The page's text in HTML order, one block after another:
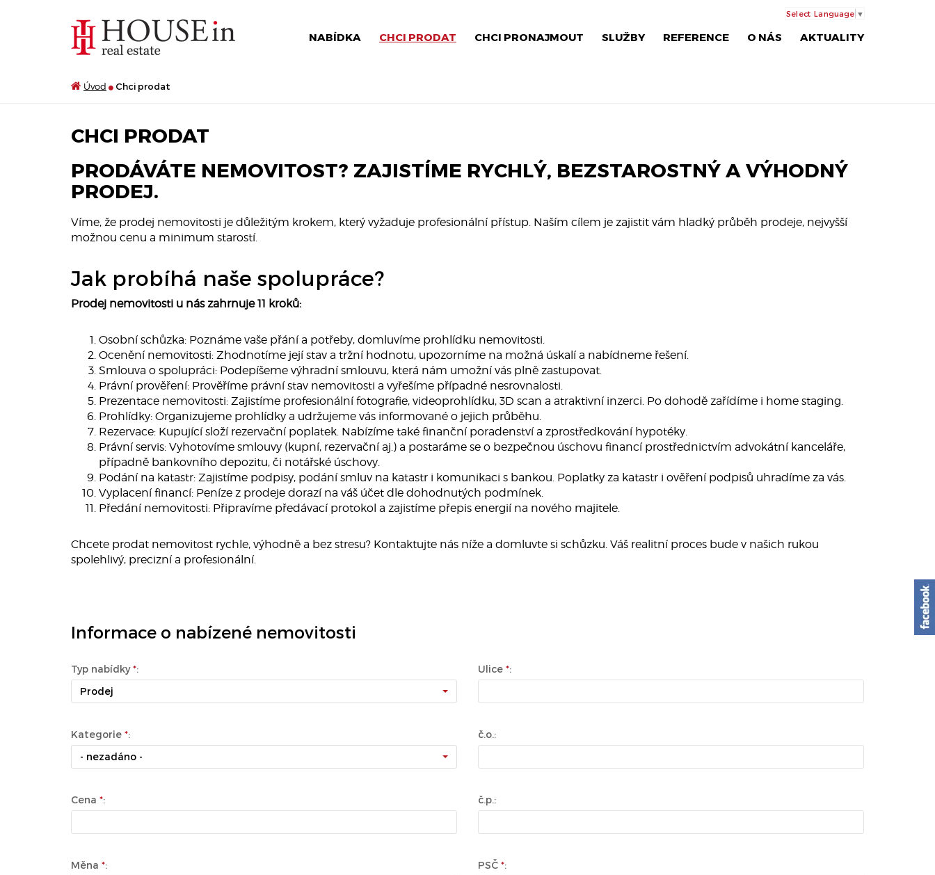
NABÍDKA CHCI PRODAT CHCI PRONAJMOUT SLUŽBY REFERENCE O NÁS AKTUALITY
Select Language ▼
Úvod Chci prodat
CHCI PRODAT
PRODÁVÁTE NEMOVITOST? ZAJISTÍME RYCHLÝ, BEZSTAROSTNÝ A VÝHODNÝ
PRODEJ.
Víme, že prodej nemovitosti je důležitým krokem, který vyžaduje profesionální přístup. Naším cílem je zajistit vám hladký průběh prodeje, nejvyšší
možnou cenu a minimum starostí.
Jak probíhá naše spolupráce?
Prodej nemovitosti u nás zahrnuje 11 kroků:
Osobní schůzka: Poznáme vaše přání a potřeby, domluvíme prohlídku nemovitosti.
Ocenění nemovitosti: Zhodnotíme její stav a tržní hodnotu, upozorníme na možná úskalí a nabídneme řešení.
Smlouva o spolupráci: Podepíšeme výhradní smlouvu, která nám umožní vás plně zastupovat.
Právní prověření: Prověříme právní stav nemovitosti a vyřešíme případné nesrovnalosti.
Prezentace nemovitosti: Zajistíme profesionální fotografie, videoprohlídku, 3D scan a atraktivní inzerci. Po dohodě zařídíme i home staging.
Prohlídky: Organizujeme prohlídky a udržujeme vás informované o jejich průběhu.
Rezervace: Kupující složí rezervační poplatek. Nabízíme také finanční poradenství a zprostředkování hypotéky.
Právní servis: Vyhotovíme smlouvy (kupní, rezervační aj.) a postaráme se o bezpečnou úschovu financí prostřednictvím advokátní kanceláře,
případně bankovního depozitu, či notářské úschovy.
Podání na katastr: Zajistíme podpisy, podání smluv na katastr i komunikaci s bankou. Poplatky za katastr i ověření podpisů uhradíme za vás.
Vyplacení financí: Peníze z prodeje dorazí na váš účet dle dohodnutých podmínek.
Předání nemovitosti: Připravíme předávací protokol a zajistíme přepis energií na nového majitele.
Chcete prodat nemovitost rychle, výhodně a bez stresu? Kontaktujte nás níže a domluvte si schůzku. Váš realitní proces bude v našich rukou
spolehlivý, precizní a profesionální.
Informace o nabízené nemovitosti
Typ nabídky*:
Prodej
Kategorie *:
- nezadáno -
Cena *:
Měna *:
Ulice *:
č.o.:
č.p.:
PSČ *: